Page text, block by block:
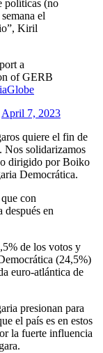
políticas (no
el
Kiril
a
of GERB
April 7, 2023
quiere el fin de
Nos solidarizamos
dirigido por Boiko
Democrática.
con
en
de los votos y
(24,5%)
euro-atlántica de
presionan para
el país es en estos
la fuerte influencia